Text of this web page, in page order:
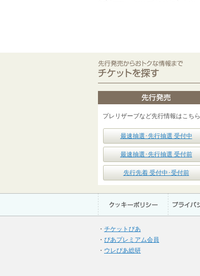
プレリザーブなど先行情報はこちら
最速抽選･先行抽選 受付中
最速抽選･先行抽選 受付前
先行先着 受付中･受付前
・ チケットぴあ
・ ぴあプレミアム会員
・ ウレぴあ総研